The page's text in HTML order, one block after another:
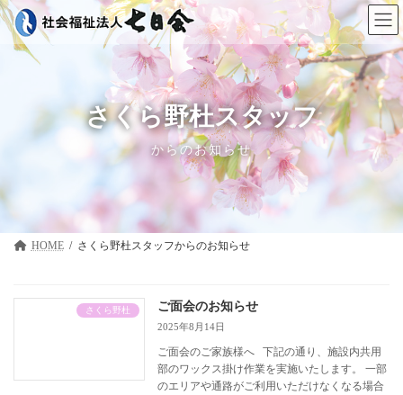
コ
ン
ナ
ビ
さくら野杜スタッフ
からのお知らせ
HOME さくら野杜スタッフ
さくら野杜 ご面会のお知らせ
2025年8月14日
ご面会のご家族様へ 下記の通り、施設内共用
部のワックス掛け作業を実施いたします。 一部
のエリアや通路がご利用いただけなくなる場合